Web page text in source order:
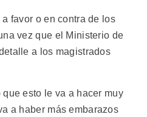
favor o en contra de los
vez que el Ministerio de
a los magistrados
esto le va a hacer muy
a haber más embarazos